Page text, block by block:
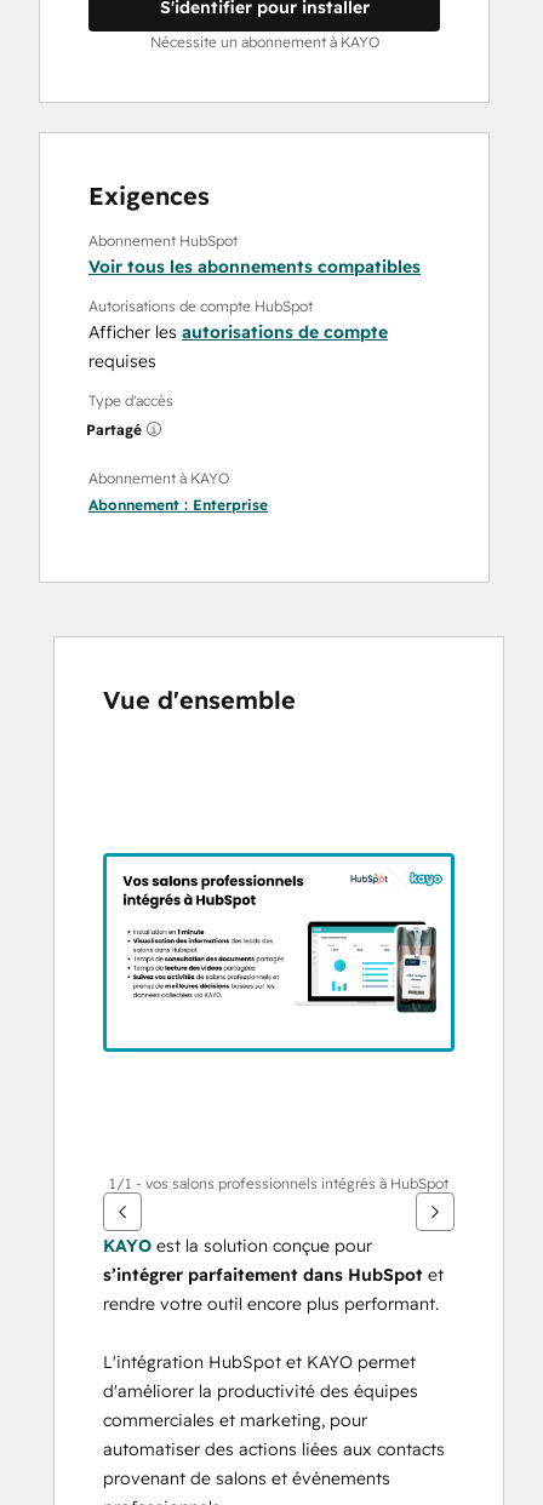
S'identifier pour installer
Nécessite un abonnement à KAYO
Exigences
Abonnement HubSpot
Voir tous les abonnements compatibles
Autorisations de compte HubSpot
Afficher les autorisations de compte
requises
Type d'accès
Partagé
Abonnement à KAYO
Abonnement : Enterprise
Vue d'ensemble
flèches
pour
d'autres
éléments
1/1 - vos salons professionnels intégrés à HubSpot
KAYO
s’intégrer parfaitement dans HubSpot et
rendre votre outil encore plus performant.
L'intégration HubSpot et KAYO permet
d'améliorer la productivité des équipes
commerciales et marketing, pour
automatiser des actions liées aux contacts
provenant de salons et événements